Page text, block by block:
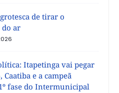
de tirar o
ar
Itapetinga vai pegar
e a campeã
fase do Intermunicipal